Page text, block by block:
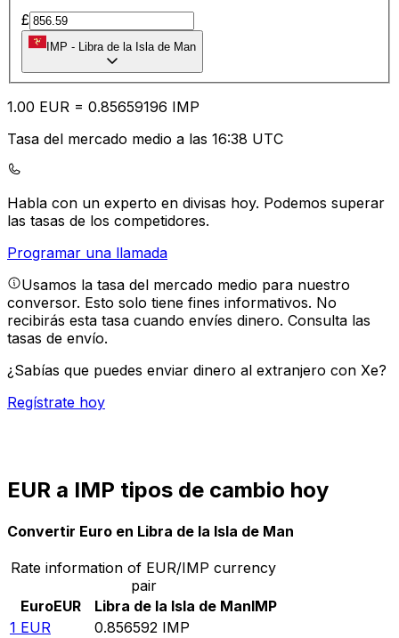
£
IMP - Libra de la Isla de Man
1.00 EUR = 0.85659196 IMP
Tasa del mercado medio a las 16:38 UTC
Habla con un experto en divisas hoy. Podemos superar
las tasas de los competidores.
Programar una llamada
Usamos la tasa del mercado medio para nuestro
conversor. Esto solo tiene fines informativos. No
recibirás esta tasa cuando envíes dinero. Consulta las
tasas de envío.
¿Sabías que puedes enviar dinero al extranjero con Xe?
Regístrate hoy
EUR a IMP tipos de cambio hoy
Convertir Euro en Libra de la Isla de Man
Rate information of EUR/IMP currency
pair
EuroEUR Libra de la Isla de ManIMP
1 EUR 0.856592 IMP